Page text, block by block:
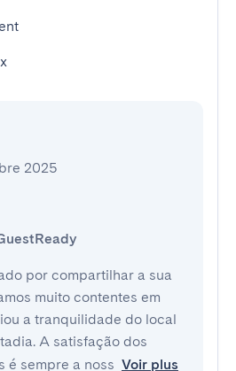
2025
por compartilhar a sua
muito contentes em
a tranquilidade do local
A satisfação dos
é sempre a noss Voir plus